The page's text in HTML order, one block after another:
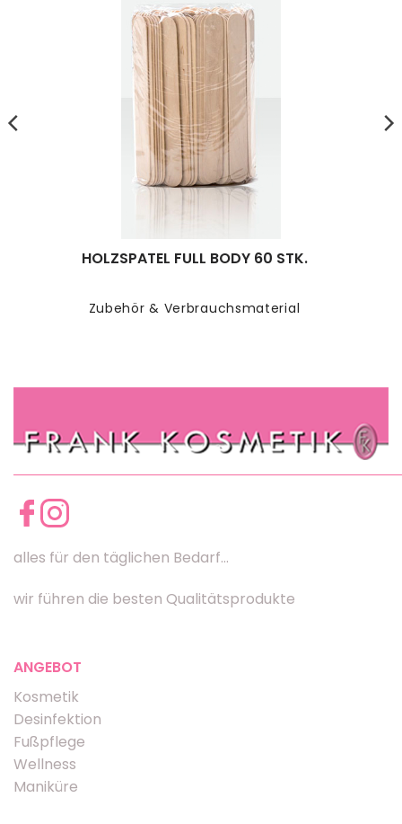
Zubehör & Verbrauchsmaterial
HOLZSPATEL FULL BODY 60 STK.
alles für den täglichen Bedarf...
wir führen die besten Qualitätsprodukte
ANGEBOT
Kosmetik
Desinfektion
Fußpflege
Wellness
Maniküre